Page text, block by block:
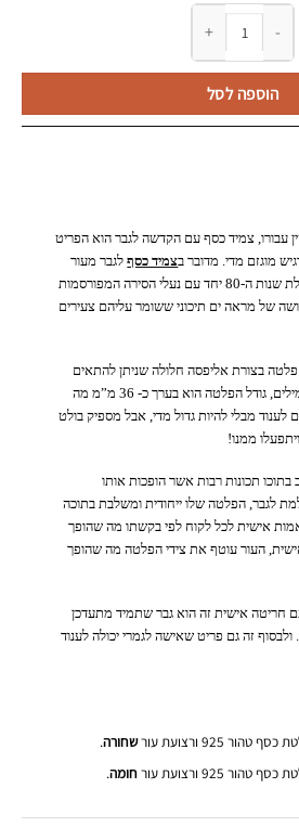
כמות של צמיד עור לגבר עם שמות
הוספה לסל
עבורו, צמיד כסף עם הקדשה לגבר הוא הפריט
מוגזם מדי. מדובר בצמיד כסףלגבר מעור
קלאסי שהיה טרנדי מתחילת שנות ה-80 יחד עם נעלי הסירה המפורסמות
של מראה ים תיכוני ששומר עליהם צעירים
בצורת אליפסה חלולה שניתן להתאים
אישית עם 2 שמות או 2 מילים, גודל הפלטה הוא בערך כ- 36 מ”מ מה
לענוד מבלי להיות גדול מדי, אבל מספיק בולט
ממנו!
תכונות רבות אשר הופכות אותו
לגבר, הפלטה שלו ייחודית ומשלבת בתוכה
אישית לכל לקוח לפי בקשתו מה שהופך
העור עוטף את צידי הפלטה מה שהופך
עם חריטה אישית זה הוא גבר שתמיד מתעדכן
זה גם פריט שאישה לגמרי יכולה לענוד
925 ורצועת עור שחורה.
925 ורצועת עור
חומה.